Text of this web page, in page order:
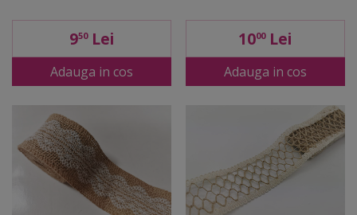
950Lei
Adauga in cos
1000Lei
Adauga in cos